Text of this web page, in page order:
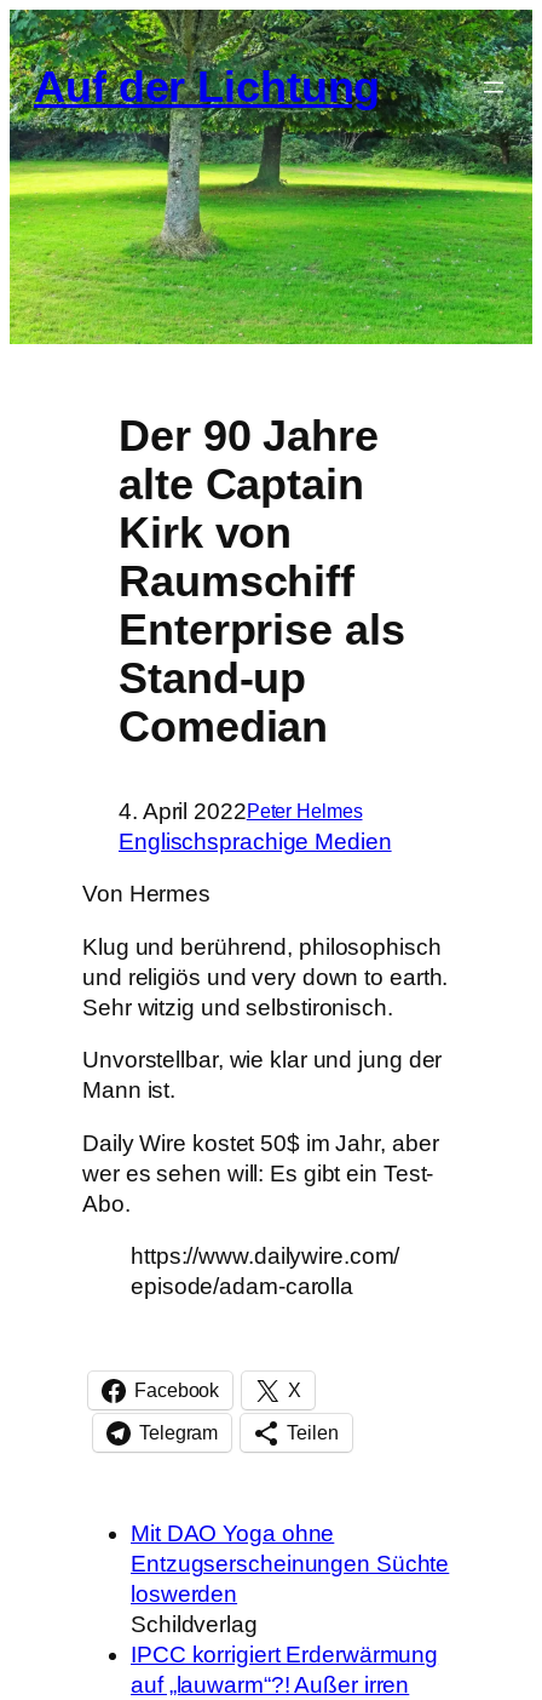
Zum
Inhalt
springen
Auf der Lichtung
Der 90 Jahre
alte Captain
Kirk von
Raumschiff
Enterprise als
Stand-up
Comedian
4. April 2022Peter Helmes
Englischsprachige Medien
Von Hermes
Klug und berührend, philosophisch
und religiös und very down to earth.
Sehr witzig und selbstironisch.
Unvorstellbar, wie klar und jung der
Mann ist.
Daily Wire kostet 50$ im Jahr, aber
wer es sehen will: Es gibt ein Test-
Abo.
https://www.dailywire.com/
episode/adam-carolla
Facebook X
Telegram Teilen
Mit DAO Yoga ohne
Entzugserscheinungen Süchte
loswerden
Schildverlag
IPCC korrigiert Erderwärmung
auf „lauwarm“?! Außer irren